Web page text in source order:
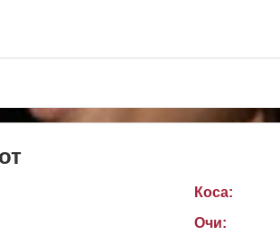
Коса:
Очи: